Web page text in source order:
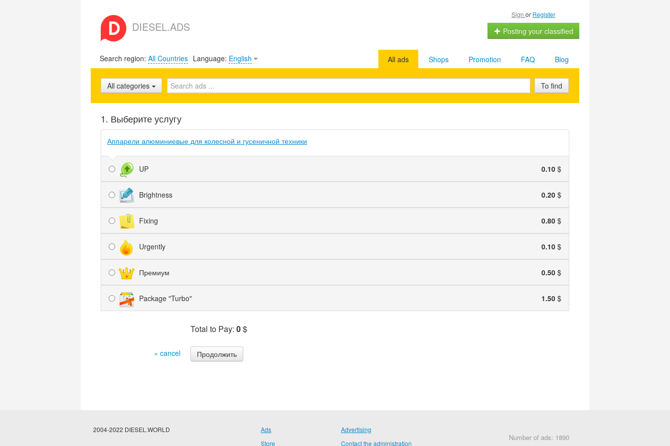
DIESEL.ADS
Sign or Register
Posting your classified
Search region: All Countries Language: English Blog
FAQ
Promotion
Shops
All ads
All categories To find
1. Выберите услугу
Аппарели алюминиевые для колесной и гусеничной техники
UP 0.10 $
Brightness 0.20 $
Fixing 0.80 $
Urgently 0.10 $
Премиум 0.50 $
Package "Turbo" 1.50 $
Total to Pay: 0$
« cancel
2004-2022 DIESEL.WORLD
Ads
Store
Advertising
Contact the administration
Number of ads: 1890